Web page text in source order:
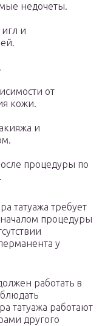
недочеты.
и
от
кожи.
и
процедуры по
татуажа требует
процедуры
у
работать в
татуажа работают
другого